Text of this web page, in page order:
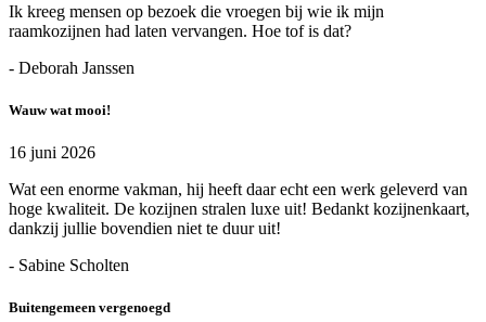
Ik kreeg mensen op bezoek die vroegen bij wie ik mijn
raamkozijnen had laten vervangen. Hoe tof is dat?
- Deborah Janssen
Wauw wat mooi!
16 juni 2026
Wat een enorme vakman, hij heeft daar echt een werk geleverd van
hoge kwaliteit. De kozijnen stralen luxe uit! Bedankt kozijnenkaart,
dankzij jullie bovendien niet te duur uit!
- Sabine Scholten
Buitengemeen vergenoegd